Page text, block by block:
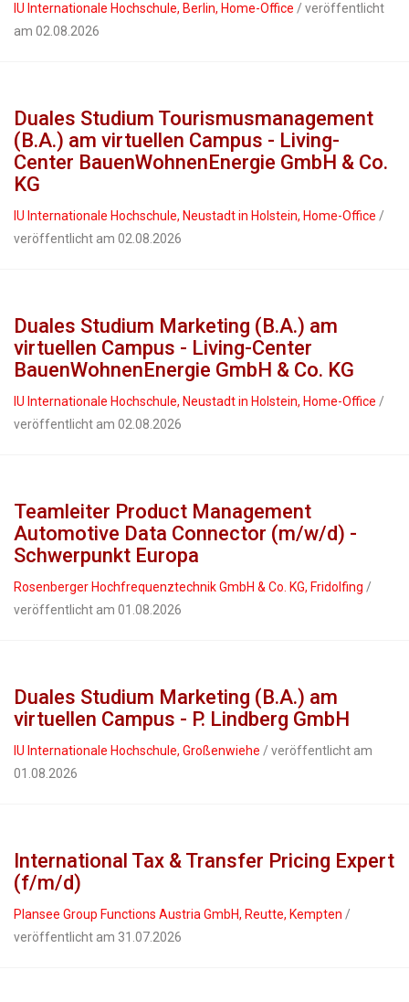
IU Internationale Hochschule, Berlin, Home-Office / veröffentlicht
am 02.08.2026
Duales Studium Tourismusmanagement
(B.A.) am virtuellen Campus - Living-
Center BauenWohnenEnergie GmbH & Co.
KG
IU Internationale Hochschule, Neustadt in Holstein, Home-Office /
veröffentlicht am 02.08.2026
Duales Studium Marketing (B.A.) am
virtuellen Campus - Living-Center
BauenWohnenEnergie GmbH & Co. KG
IU Internationale Hochschule, Neustadt in Holstein, Home-Office /
veröffentlicht am 02.08.2026
Teamleiter Product Management
Automotive Data Connector (m/w/d) -
Schwerpunkt Europa
Rosenberger Hochfrequenztechnik GmbH & Co. KG, Fridolfing /
veröffentlicht am 01.08.2026
Duales Studium Marketing (B.A.) am
virtuellen Campus - P. Lindberg GmbH
IU Internationale Hochschule, Großenwiehe / veröffentlicht am
01.08.2026
International Tax & Transfer Pricing Expert
(f/m/d)
Plansee Group Functions Austria GmbH, Reutte, Kempten /
veröffentlicht am 31.07.2026